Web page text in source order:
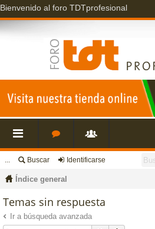
Bienvenido al foro TDTprofesional
nl
es o
s
a
... Buscar Identificarse
Índice general
Temas sin respuesta
Ir a búsqueda avanzada